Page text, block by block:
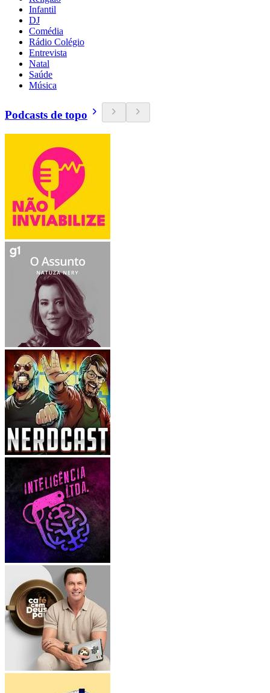
Infantil
DJ
Comédia
Rádio Colégio
Entrevista
Natal
Saúde
Música
Podcasts de topo